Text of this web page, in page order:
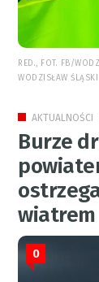
RED., FOT. FB/
WODZISŁAW ŚLĄSKI
AKTUALNOŚCI
Burze
wiatrem
0